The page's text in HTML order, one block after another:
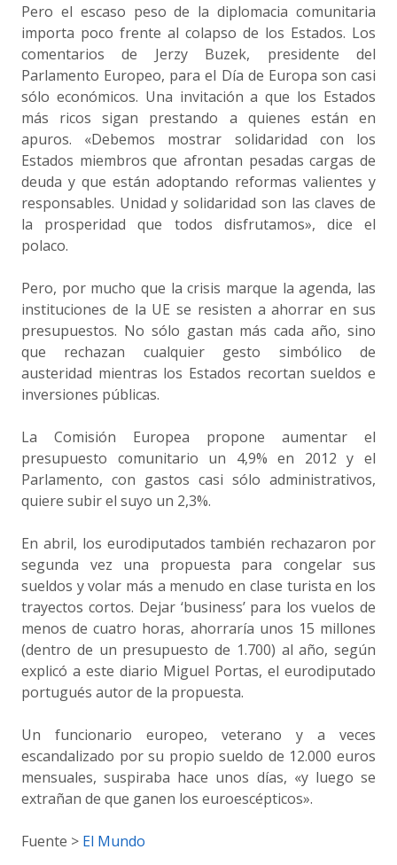
Pero el escaso peso de la diplomacia comunitaria
importa poco frente al colapso de los Estados. Los
comentarios de Jerzy Buzek, presidente del
Parlamento Europeo, para el Día de Europa son casi
sólo económicos. Una invitación a que los Estados
más ricos sigan prestando a quienes están en
apuros. «Debemos mostrar solidaridad con los
Estados miembros que afrontan pesadas cargas de
deuda y que están adoptando reformas valientes y
responsables. Unidad y solidaridad son las claves de
la prosperidad que todos disfrutamos», dice el
polaco.
Pero, por mucho que la crisis marque la agenda, las
instituciones de la UE se resisten a ahorrar en sus
presupuestos. No sólo gastan más cada año, sino
que rechazan cualquier gesto simbólico de
austeridad mientras los Estados recortan sueldos e
inversiones públicas.
La Comisión Europea propone aumentar el
presupuesto comunitario un 4,9% en 2012 y el
Parlamento, con gastos casi sólo administrativos,
quiere subir el suyo un 2,3%.
En abril, los eurodiputados también rechazaron por
segunda vez una propuesta para congelar sus
sueldos y volar más a menudo en clase turista en los
trayectos cortos. Dejar ‘business’ para los vuelos de
menos de cuatro horas, ahorraría unos 15 millones
(dentro de un presupuesto de 1.700) al año, según
explicó a este diario Miguel Portas, el eurodiputado
portugués autor de la propuesta.
Un funcionario europeo, veterano y a veces
escandalizado por su propio sueldo de 12.000 euros
mensuales, suspiraba hace unos días, «y luego se
extrañan de que ganen los euroescépticos».
Fuente > El Mundo